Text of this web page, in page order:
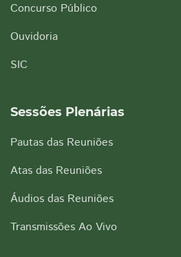
Concurso Público
Ouvidoria
SIC
Sessões Plenárias
Pautas das Reuniões
Atas das Reuniões
Áudios das Reuniões
Transmissões Ao Vivo